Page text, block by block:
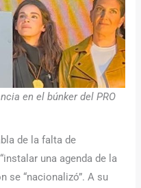
en el búnker del PRO
de la falta de
una agenda de la
se “nacionalizó”. A su